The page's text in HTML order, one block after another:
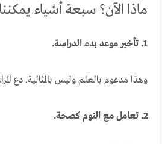
ماذا الآن؟ سبعة أشياء
1. تأخير موعد بدء الدراسة.
وهذا مدعوم بالعلم وليس بالمثالية. دع
2. تعامل مع النوم كصحة.